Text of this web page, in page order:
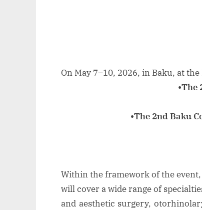
On May 7–10, 2026, in Baku, at
•The
•The 2nd Baku
Within the framework of the
will cover a wide range of
and aesthetic surgery,